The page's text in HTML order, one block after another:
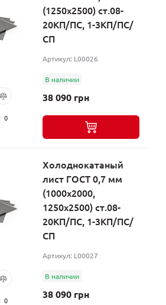
0
(1250х2500) ст.08-
20КП/ПС, 1-3КП/ПС/
СП
Артикул: L00026
В наличии
38 090 грн
0
Холоднокатаный
лист ГОСТ 0,7 мм
(1000х2000,
1250х2500) ст.08-
20КП/ПС, 1-3КП/ПС/
СП
Артикул: L00027
В наличии
38 090 грн